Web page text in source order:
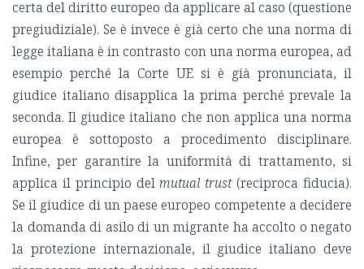
certa del diritto europeo da applicare al caso (questione
pregiudiziale). Se è invece è già certo che una norma di
legge italiana è in contrasto con una norma europea, ad
esempio perché la Corte UE si è già pronunciata, il
giudice italiano disapplica la prima perché prevale la
seconda. Il giudice italiano che non applica una norma
europea è sottoposto a procedimento disciplinare.
Infine, per garantire la uniformità di trattamento, si
applica il principio delmutual trust(reciproca fiducia).
Se il giudice di un paese europeo competente a decidere
la domanda di asilo di un migrante ha accolto o negato
la protezione internazionale, il giudice italiano deve